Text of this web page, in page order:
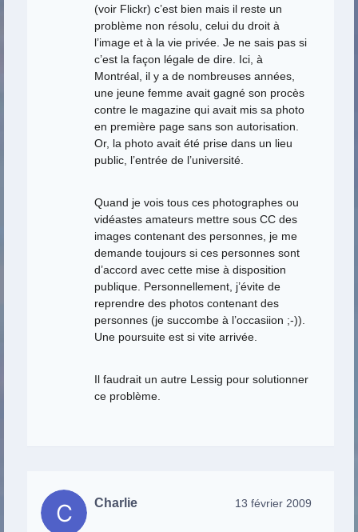
(voir Flickr) c’est bien mais il reste un
problème non résolu, celui du droit à
l’image et à la vie privée. Je ne sais pas si
c’est la façon légale de dire. Ici, à
Montréal, il y a de nombreuses années,
une jeune femme avait gagné son procès
contre le magazine qui avait mis sa photo
en première page sans son autorisation.
Or, la photo avait été prise dans un lieu
public, l’entrée de l’université.
Quand je vois tous ces photographes ou
vidéastes amateurs mettre sous CC des
images contenant des personnes, je me
demande toujours si ces personnes sont
d’accord avec cette mise à disposition
publique. Personnellement, j’évite de
reprendre des photos contenant des
personnes (je succombe à l’occasiion ;-)).
Une poursuite est si vite arrivée.
Il faudrait un autre Lessig pour solutionner
ce problème.
Charlie 13 février 2009